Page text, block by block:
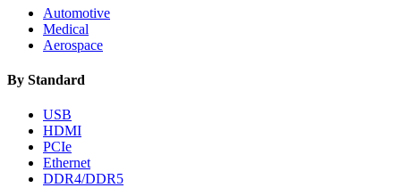
Automotive
Medical
Aerospace
By Standard
USB
HDMI
PCIe
Ethernet
DDR4/DDR5